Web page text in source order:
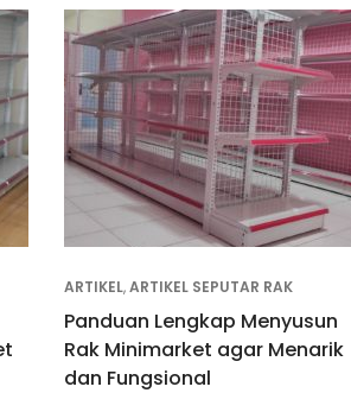
ARTIKEL,ARTIKEL SEPUTAR RAK
Panduan Lengkap Menyusun
Rak Minimarket agar Menarik
dan Fungsional